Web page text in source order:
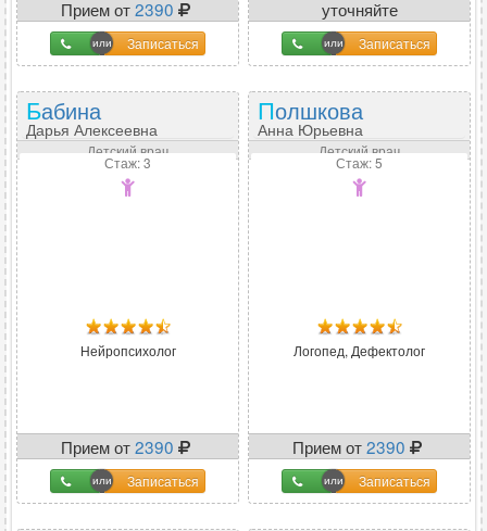
Прием от2390
Записаться
уточняйте
Записаться
Бабина
Дарья Алексеевна
Детский врач
Стаж: 3
Нейропсихолог
Прием от2390
Записаться
Полшкова
Анна Юрьевна
Детский врач
Стаж: 5
Логопед, Дефектолог
Прием от2390
Записаться